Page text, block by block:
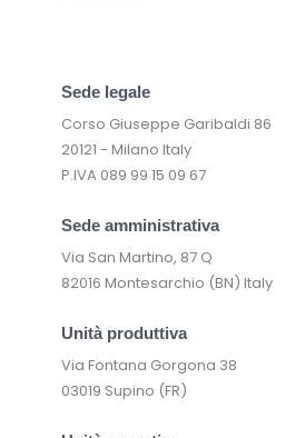
Sede legale
Corso Giuseppe Garibaldi 86
20121 - Milano Italy
P.IVA 089 99 15 09 67
Sede amministrativa
Via San Martino, 87 Q
82016 Montesarchio (BN) Italy
Unità produttiva
Via Fontana Gorgona 38
03019 Supino (FR)